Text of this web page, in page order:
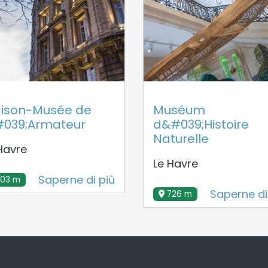
Musée de
m Saperne di più
Muséum
d&#039;Histoire
Naturelle
Le Havre
726 m Saperne